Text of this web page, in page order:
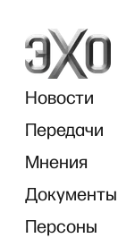
Новости
Передачи
Мнения
Документы
Персоны